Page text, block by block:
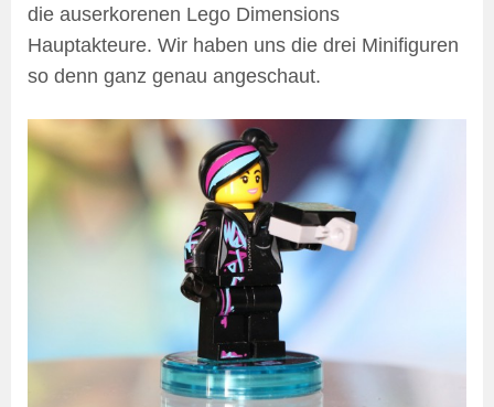
die auserkorenen Lego Dimensions
Hauptakteure. Wir haben uns die drei Minifiguren
so denn ganz genau angeschaut.